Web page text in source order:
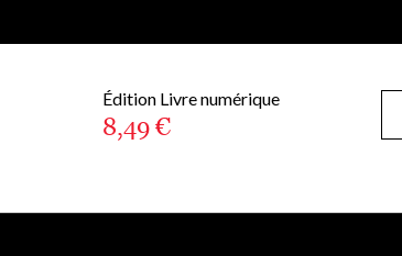
Édition Livre numérique
8,49 €